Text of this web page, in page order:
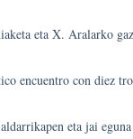
eta X. Aralarko
encuentro con diez
eta jai